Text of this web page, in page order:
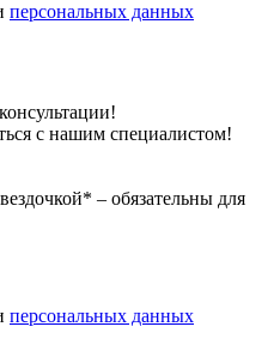
персональных данных
с нашим специалистом!
– обязательны для
персональных данных